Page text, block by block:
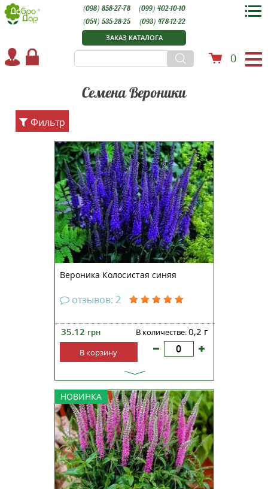
ЗАКАЗ КАТАЛОГА
0
(098) 858-27-78
(099) 402-10-10
(054) 535-28-25
(093) 478-12-22
Семена Вероники
Вероника королевская голубая -
многолетник. Зимостойкий и
неприхотливый, но недостаточно
засухоустойчивый. В засушливом
климате нуждается в поливе.
Высота растения 35-40 см,
соцветия колосовидные, яркие.
Цветет в мае-июне. Имеет о...
Вероника Колосистая синяя
отзывов: 2
35.12 грн В количестве:0,2 г
В корзину
НОВИНКА
Вероника колосистая 'Rosea Pink'
(Veronica spicata 'Rosea Pink')
Вероника колосистая 'Rosea Pink'
- это многолетнее травянистое
растение из семейства
подорожниковых
(Plantaginaceae). Этот сорт
отличается своими ярко-
розовыми цве...
Фильтр